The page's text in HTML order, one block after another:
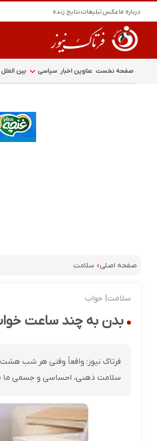
درباره ماعکستبلیغاتنتایج زنده
صفحه نخست عناوین اخبار سیاسی بین الملل
صفحه اصلی سلامت
سلامت| خواب
بدن به چند ساعت خواب
فرتاک نیوز: واقعاً وقتی هر شب
سلامت ذهنی، احساسی و جسمی ما